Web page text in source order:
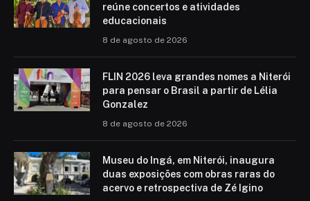
reúne concertos e atividades
educacionais
8 de agosto de 2026
FLIN 2026 leva grandes nomes a Niterói
para pensar o Brasil a partir de Lélia
Gonzalez
8 de agosto de 2026
Museu do Ingá, em Niterói, inaugura
duas exposições com obras raras do
acervo e retrospectiva de Zé Igino